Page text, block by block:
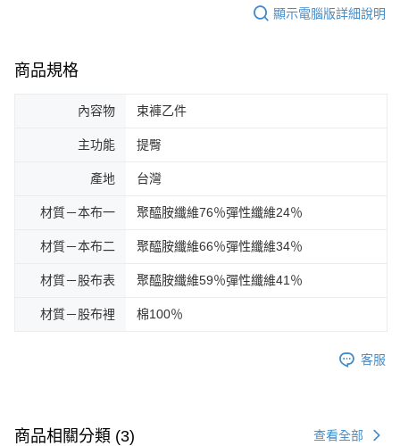
顯示電腦版詳細說明
商品規格
內容物 束褲乙件
主功能 提臀
產地 台灣
材質－本布一 聚醯胺纖維76％彈性纖維24％
材質－本布二 聚醯胺纖維66％彈性纖維34％
材質－股布表 聚醯胺纖維59％彈性纖維41％
材質－股布裡 棉100％
客服
商品相關分類 (3) 查看全部